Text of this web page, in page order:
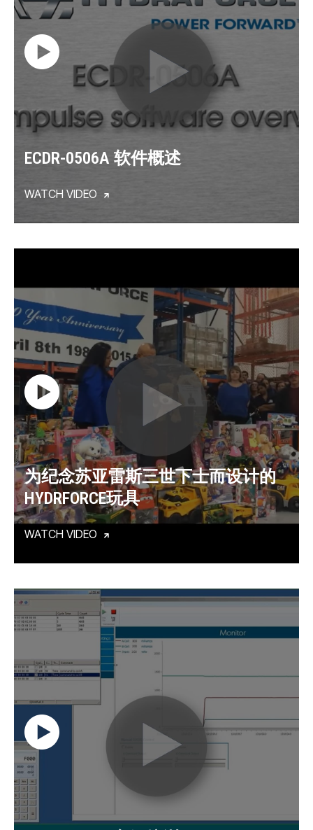
ECDR-0506A 软件概述
WATCH VIDEO
为纪念苏亚雷斯三世下士而设计的
HYDRFORCE玩具
WATCH VIDEO